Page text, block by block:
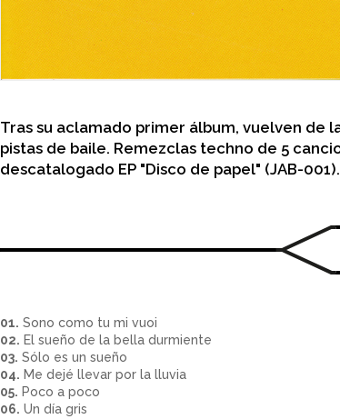
Tras su aclamado primer álbum, vuelven de
pistas de baile. Remezclas techno de 5
descatalogado EP "Disco de papel" (JAB-001).
01. Sono como tu mi vuoi
02. El sueño de la bella durmiente
03. Sólo es un sueño
04. Me dejé llevar por la lluvia
05. Poco a poco
06. Un día gris